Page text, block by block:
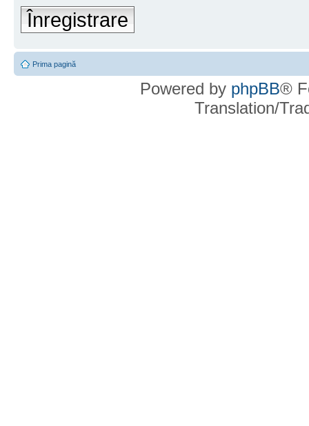
Înregistrare
Prima pagină
Powered by phpBB®
Translation/